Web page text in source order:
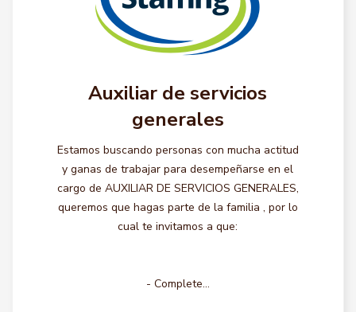
Auxiliar de servicios
generales
Estamos buscando personas con mucha actitud
y ganas de trabajar para desempeñarse en el
cargo de AUXILIAR DE SERVICIOS GENERALES,
queremos que hagas parte de la familia , por lo
cual te invitamos a que:
- Complete...